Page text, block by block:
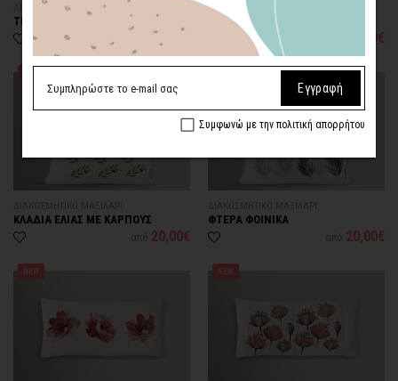
ΔΙΑΚΟΣΜΗΤΙΚΟ ΜΑΞΙΛΑΡΙ
ΤΡΟΠΙΚΑ ΦΥΛΛΑ ΜΕ ΧΡΥΣΟΥΣ
ΚΑΡΠΟΥΣ
20,00€
ΔΙΑΚΟΣΜΗΤΙΚΟ ΜΑΞΙΛΑΡΙ
ΚΟΡΑΛΛΙ ΦΟΙΝΙΚΟΦΥΛΛΑ
20,00€
ΚΛΑΔΙΑ ΕΛΙΑΣ ΜΕ ΚΑΡΠΟΥΣ
20,00€
BESTSELLER
ΦΤΕΡΑ ΦΟΙΝΙΚΑ
20,00€
NEW NEW
Εγγραφή
Συμφωνώ με την πολιτική απορρήτου